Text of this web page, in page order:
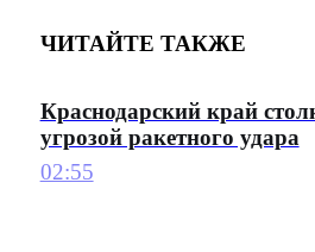
ЧИТАЙТЕ ТАКЖЕ
Краснодарский край
угрозой ракетного удара
02:55